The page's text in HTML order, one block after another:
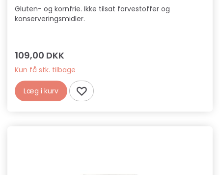
Gluten- og kornfrie. Ikke tilsat farvestoffer og
konserveringsmidler.
109,00 DKK
Kun få stk. tilbage
Læg i kurv